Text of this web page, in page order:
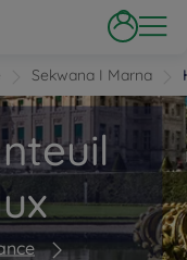
Sekwana I Marna